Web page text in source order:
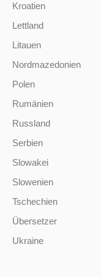
Kroatien
Lettland
Litauen
Nordmazedonien
Polen
Rumänien
Russland
Serbien
Slowakei
Slowenien
Tschechien
Übersetzer
Ukraine